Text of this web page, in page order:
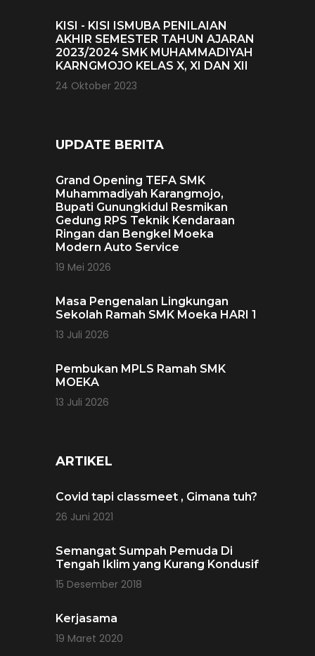
KISI - KISI ISMUBA PENILAIAN
AKHIR SEMESTER TAHUN AJARAN
2023/2024 SMK MUHAMMADIYAH
KARNGMOJO KELAS X, XI DAN XII
24 Oktober 2023
UPDATE BERITA
Grand Opening TEFA SMK
Muhammadiyah Karangmojo,
Bupati Gunungkidul Resmikan
Gedung RPS Teknik Kendaraan
Ringan dan Bengkel Moeka
Modern Auto Service
19 Mei 2026
Masa Pengenalan Lingkungan
Sekolah Ramah SMK Moeka HARI 1
13 Juli 2026
Pembukan MPLS Ramah SMK
MOEKA
13 Juli 2026
ARTIKEL
Covid tapi classmeet , Gimana tuh?
26 Juni 2021
Semangat Sumpah Pemuda Di
Tengah Iklim yang Kurang Kondusif
15 Desember 2018
Kerjasama
19 Maret 2020